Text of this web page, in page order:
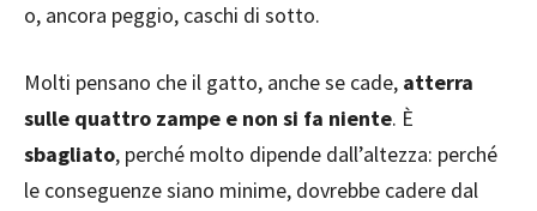
o, ancora peggio, caschi di sotto.
Molti pensano che il gatto, anche se cade, atterra
sulle quattro zampe e non si fa niente. È
sbagliato, perché molto dipende dall’altezza: perché
le conseguenze siano minime, dovrebbe cadere dal